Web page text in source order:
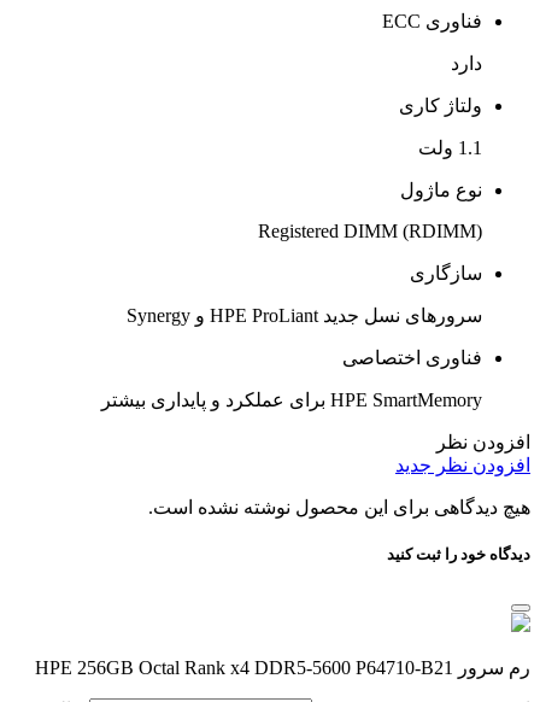
فناوری ECC
دارد
ولتاژ کاری
1.1 ولت
نوع ماژول
Registered DIMM (RDIMM)
سازگاری
سرورهای نسل جدید HPE ProLiant و Synergy
فناوری اختصاصی
HPE SmartMemory برای عملکرد و پایداری بیشتر
افزودن نظر
افزودن نظر جدید
هیچ دیدگاهی برای این محصول نوشته نشده است.
دیدگاه خود را ثبت کنید
رم سرور HPE 256GB Octal Rank x4 DDR5-5600 P64710-B21